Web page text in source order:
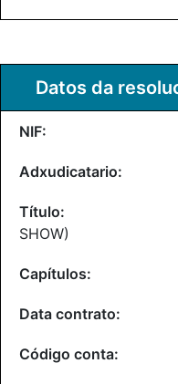
Datos da
SHOW)